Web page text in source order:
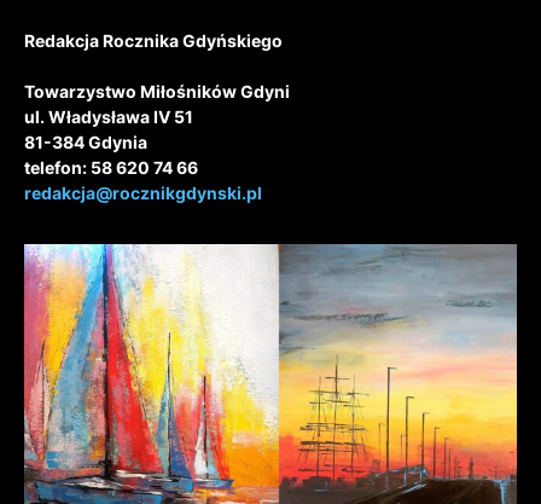
Redakcja Rocznika Gdyńskiego
Towarzystwo Miłośników Gdyni
ul. Władysława IV 51
81-384 Gdynia
telefon: 58 620 74 66
redakcja@rocznikgdynski.pl